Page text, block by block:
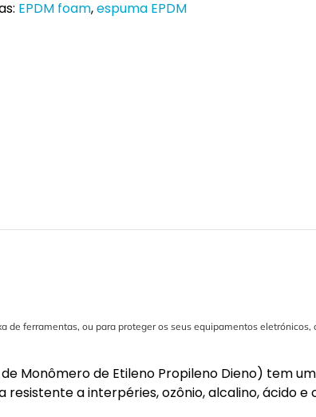
EPDM foam,espuma EPDM
de ferramentas, ou para proteger os seus equipamentos eletrónicos,
Monômero de Etileno Propileno Dieno) tem
a interpéries, ozônio, alcalino, ácido e